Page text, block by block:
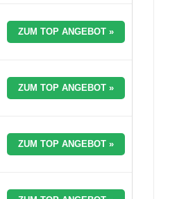
ZUM TOP ANGEBOT »
ZUM TOP ANGEBOT »
ZUM TOP ANGEBOT »